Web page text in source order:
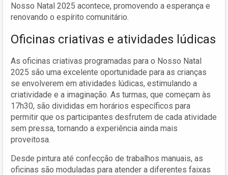
Nosso Natal 2025 acontece, promovendo a esperança e
renovando o espírito comunitário.
Oficinas criativas e atividades lúdicas
As oficinas criativas programadas para o Nosso Natal
2025 são uma excelente oportunidade para as crianças
se envolverem em atividades lúdicas, estimulando a
criatividade e a imaginação. As turmas, que começam às
17h30, são divididas em horários específicos para
permitir que os participantes desfrutem de cada atividade
sem pressa, tornando a experiência ainda mais
proveitosa.
Desde pintura até confecção de trabalhos manuais, as
oficinas são moduladas para atender a diferentes faixas